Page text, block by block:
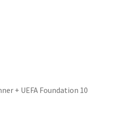
+ UEFA Foundation 10